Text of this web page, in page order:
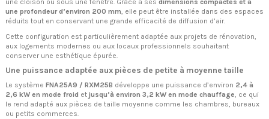
une cloison ou sous une fenêtre. Grâce à ses dimensions compactes et à
une profondeur d’environ 200 mm, elle peut être installée dans des espaces
réduits tout en conservant une grande efficacité de diffusion d’air.
Cette configuration est particulièrement adaptée aux projets de rénovation,
aux logements modernes ou aux locaux professionnels souhaitant
conserver une esthétique épurée.
Une puissance adaptée aux pièces de petite à moyenne taille
Le système FNA25A9 / RXM25B développe une puissance d’environ 2,4 à
2,6 kW en mode froid et jusqu’à environ 3,2 kW en mode chauffage, ce qui
le rend adapté aux pièces de taille moyenne comme les chambres, bureaux
ou petits commerces.